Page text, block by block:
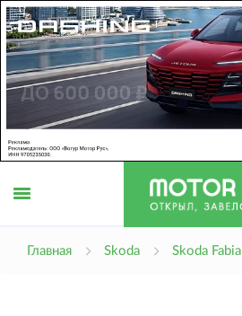
Главная Skoda Skoda Fabia